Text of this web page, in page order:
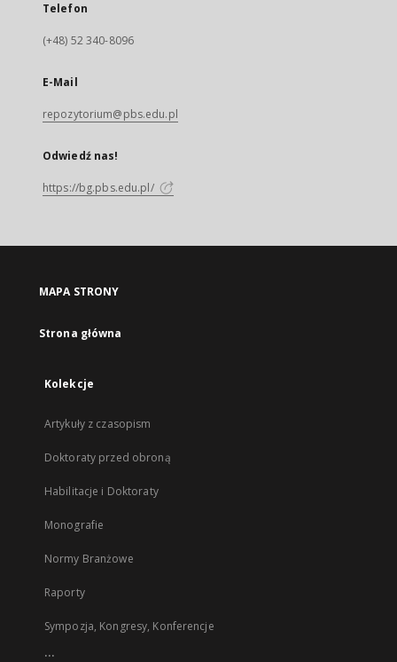
Telefon
(+48) 52 340-8096
E-Mail
repozytorium@pbs.edu.pl
Odwiedź nas!
https://bg.pbs.edu.pl/
MAPA STRONY
Strona główna
Kolekcje
Artykuły z czasopism
Doktoraty przed obroną
Habilitacje i Doktoraty
Monografie
Normy Branżowe
Raporty
Sympozja, Kongresy, Konferencje
...